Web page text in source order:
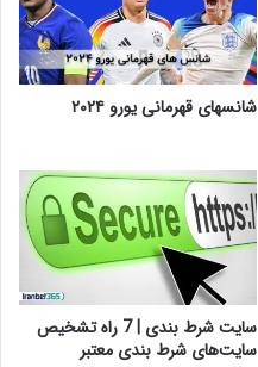
شانسهای قهرمانی یورو ۲۰۲۴
سایت‌ شرط‌ بندی | 7 راه تشخیص
سایت‌های شرط بندی معتبر